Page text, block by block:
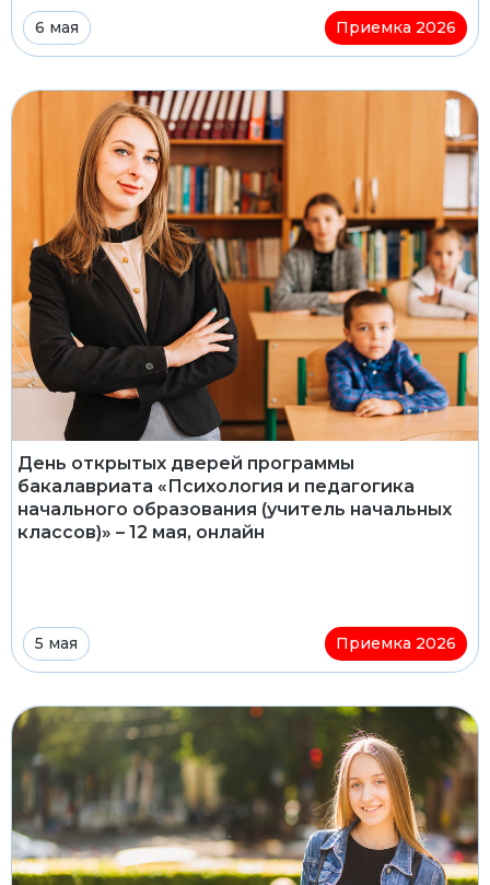
6 мая Приемка 2026
День открытых дверей программы
бакалавриата «Психология и педагогика
начального образования (учитель начальных
классов)» – 12 мая, онлайн
5 мая Приемка 2026